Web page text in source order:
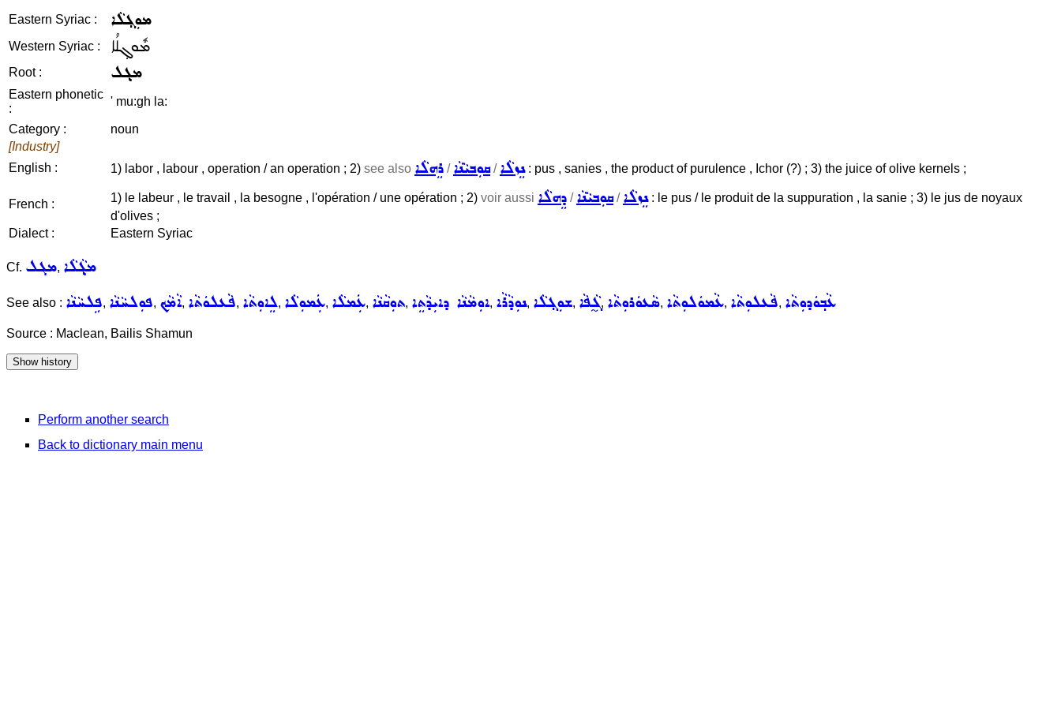
Eastern Syriac : ܡܘܼܓ݂ܠܵܐ
Western Syriac : ܡܽܘܓ݂ܠܳܐ
Root : ܡܓ݂ܠ
Eastern phonetic
:
' mu:gh la:
Category :
noun
[Industry]
English :
1) labor , labour , operation / an operation ; 2) see also ܪܸܗܠܵܐ /ܩܘܼܒܝܵܢܵܐ/ܢܸܙܠܵܐ: pus , sanies , the product of purulence , Ichor (?) ; 3) the juice of olive kernels ;
French : 1) le labeur , le travail , la besogne , l'opération / une opération ; 2) voir aussi ܕܸܗܠܵܐ /ܩܘܼܒܝܵܢܵܐ/ܢܸܙܠܵܐ: le pus / le produit de la suppuration , la sanie ; 3) le jus de noyaux
d'olives ;
Dialect :
Eastern Syriac
Cf. ܡܓܠ, ܡܓ݂ܵܠܵܐ
See also : ܦܹܠܚܵܢܵܐ, ܦܘܼܠܚܵܢܵܐ, ܐܵܡܵܟ, ܦܵܥܠܘܿܬܵܐ, ܠܸܐܘܼܬܵܐ, ܥܲܡܘܼܠܵܐ, ܥܲܡܠܵܐ, ܬܘܼܩܵܢܵܐ, ܐܘܼܡܵܢܵܐ ܕܐܝܼܕܵܬܸܐ, ܢܘܼܕܵܪܵܐ, ܫܘܼܓ݂ܠܵܐ, ܓ̰ܵܦܵܐ, ܣܵܥܘܿܪܘܼܬܵܐ, ܥܵܡܘܿܠܘܼܬܵܐ, ܦܵܥܠܘܼܬܵܐ, ܥܵܒ݂ܘܿܕܘܼܬܵܐ
Source : Maclean, Bailis Shamun
Perform another search
Back to dictionary main menu